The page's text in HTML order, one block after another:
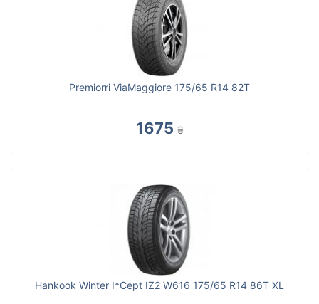
Premiorri ViaMaggiore 175/65 R14 82T
1675 ₴
Hankook Winter I*Cept IZ2 W616 175/65 R14 86T XL